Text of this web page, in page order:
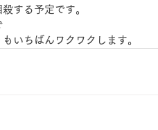
する予定です。
いちばんワクワクします。